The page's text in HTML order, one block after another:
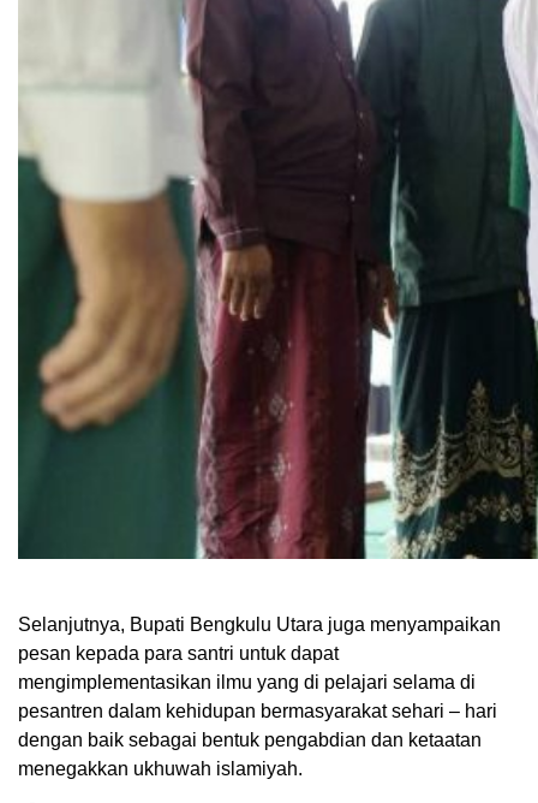
Selanjutnya, Bupati Bengkulu Utara juga menyampaikan
pesan kepada para santri untuk dapat
mengimplementasikan ilmu yang di pelajari selama di
pesantren dalam kehidupan bermasyarakat sehari – hari
dengan baik sebagai bentuk pengabdian dan ketaatan
menegakkan ukhuwah islamiyah.